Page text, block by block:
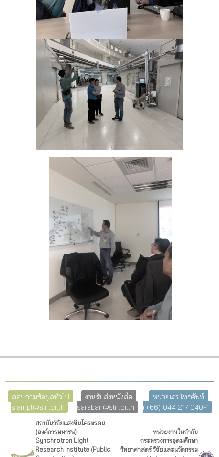
สอบถามข้อมูลทั่วไป :
siampl@slri.or.th
งานรับส่งหนังสือ :
saraban@slri.or.th
หมายเลขโทรศัพท์ :
(+66) 044 217 040-1
สถาบันวิจัยแสงซินโครตรอน
(องค์การมหาชน)
Synchrotron Light
Research Institute (Public
หน่วยงานในกำกับ
กระทรวงการอุดมศึกษา
วิทยาศาสตร์ วิจัยและนวัตกรรม